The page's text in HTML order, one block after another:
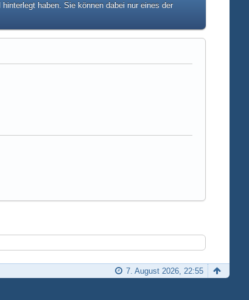
haben. Sie können dabei nur eines der
7. August 2026, 22:55